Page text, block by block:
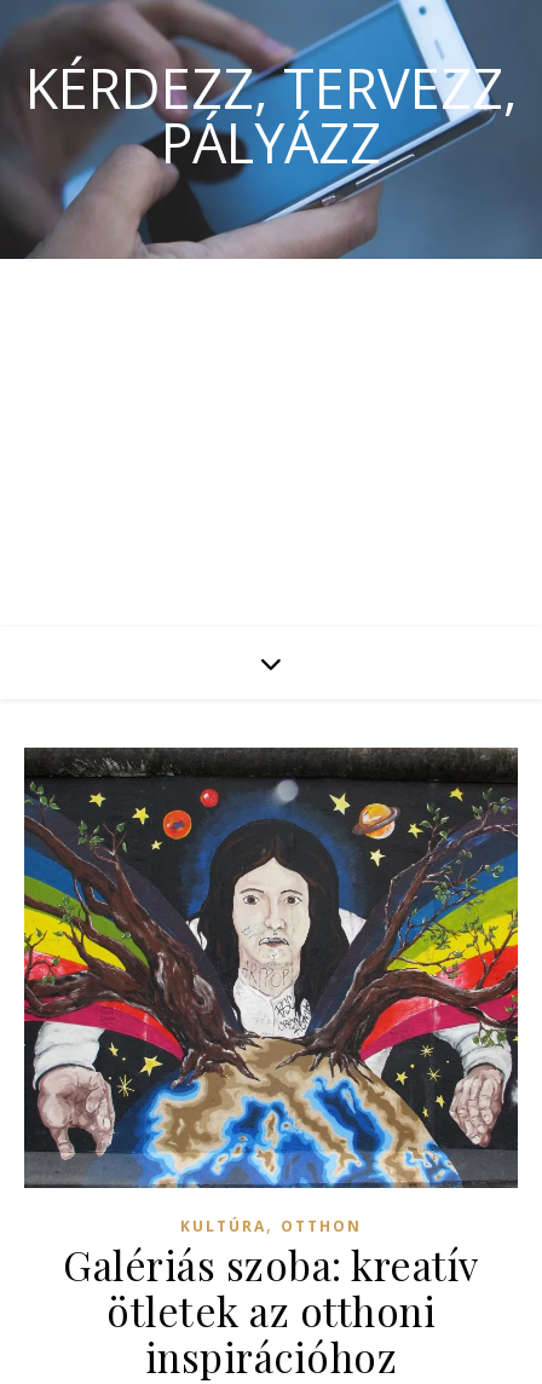
KÉRDEZZ, TERVEZZ,
PÁLYÁZZ
KULTÚRA, OTTHON
Galériás szoba: kreatív
ötletek az otthoni
inspirációhoz